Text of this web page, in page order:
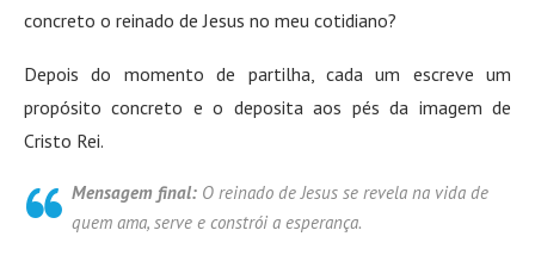
concreto o reinado de Jesus no meu cotidiano?
Depois do momento de partilha, cada um escreve um
propósito concreto e o deposita aos pés da imagem de
Cristo Rei.
Mensagem final: O reinado de Jesus se revela na vida de
quem ama, serve e constrói a esperança.